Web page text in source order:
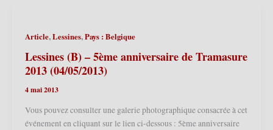
Article,Lessines,Pays : Belgique
Lessines (B) – 5ème anniversaire de Tramasure
2013 (04/05/2013)
4 mai 2013
Vous pouvez consulter une galerie photographique consacrée à cet
événement en cliquant sur le lien ci-dessous : 5ème anniversaire